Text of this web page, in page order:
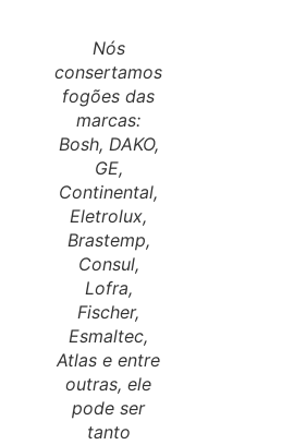
Nós
consertamos
fogões das
marcas:
Bosh, DAKO,
GE,
Continental,
Eletrolux,
Brastemp,
Consul,
Lofra,
Fischer,
Esmaltec,
Atlas e entre
outras, ele
pode ser
tanto